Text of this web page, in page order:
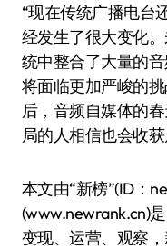
“现在传统广播电台
经发生了很大变化
统中整合了大量的
将面临更加严峻的
后，音频自媒体的
局的人相信也会收
本文由“新榜”(ID：
(www.newrank.cn)
变现、运营、观察，